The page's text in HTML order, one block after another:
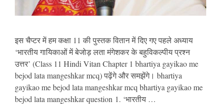
इस चैप्टर में हम कक्षा 11 की पुस्तक वितान में दिए गए पहले अध्याय
‘भारतीय गायिकाओं में बेजोड़ लता मंगेशकर के बहुविकल्पीय प्रश्न
उत्तर’ (Class 11 Hindi Vitan Chapter 1 bhartiya gayikao me
bejod lata mangeshkar mcq) पढ़ेंगे और समझेंगे। bhartiya
gayikao me bejod lata mangeshkar mcq bhartiya gayikao me
bejod lata mangeshkar question 1. ‘भारतीय …